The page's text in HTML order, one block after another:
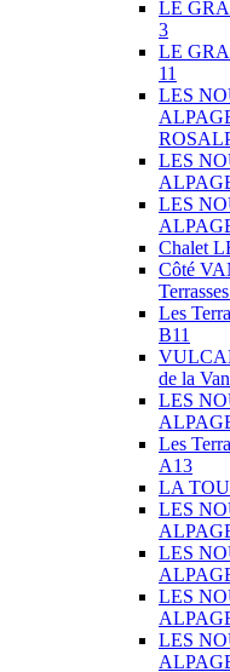
LE
3
LE
11
LES
LES
LES
Chalet
Côté
Les
B11
de la
LES
Les
A13
LA
LES
LES
LES
LES